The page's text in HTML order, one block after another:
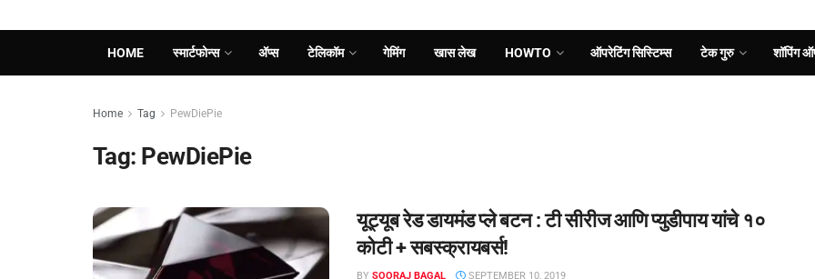
HOME स्मार्टफोन्स ॲप्स टेलिकॉम गेमिंग खास लेख HOWTO ऑपरेटिंग सिस्टिम्स टेक गुरु शॉपिंग
Home Tag PewDiePie
Tag: PewDiePie
यूट्यूब रेड डायमंड प्ले बटन : टी सीरीज आणि प्युडीपाय यांचे १०
कोटी + सबस्क्रायबर्स!
BY SOORAJ BAGAL SEPTEMBER 10, 2019